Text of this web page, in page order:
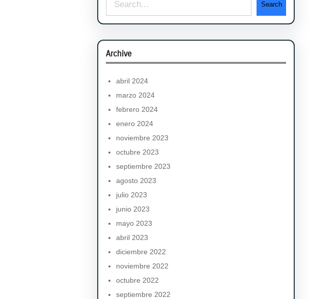
e
a
r
Search
Archive
abril 2024
marzo 2024
febrero 2024
enero 2024
noviembre 2023
octubre 2023
septiembre 2023
agosto 2023
julio 2023
junio 2023
mayo 2023
abril 2023
diciembre 2022
noviembre 2022
octubre 2022
septiembre 2022